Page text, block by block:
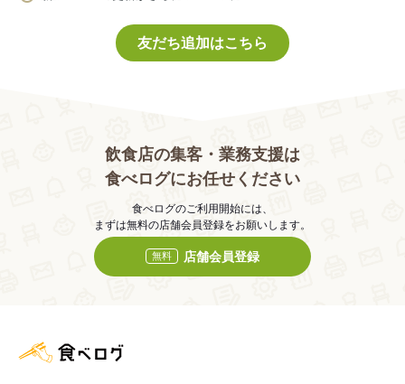
友だち追加はこちら
飲食店の集客・業務支援は
食べログにお任せください
食べログのご利用開始には、
まずは無料の店舗会員登録をお願いします。
無料 店舗会員登録